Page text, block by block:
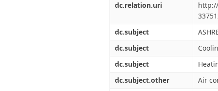
dc.relation.uri
dc.subject
dc.subject
dc.subject
dc.subject.other
Air